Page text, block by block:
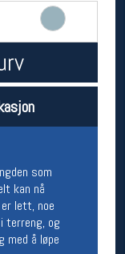
som
kan nå
lett, noe
terreng, og
med å løpe